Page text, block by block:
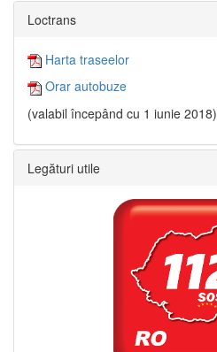
Loctrans
Harta traseelor
Orar autobuze
(valabil începând cu 1 iunie 2018)
Legături utile